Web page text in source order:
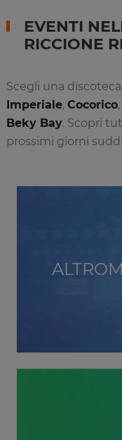
EVENTI
RICCIONE
Scegli una
Imperiale, Cocorico,
Beky Bay. Scopri
prossimi giorni